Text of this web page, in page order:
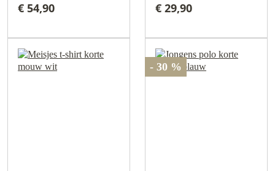
€ 54,90 € 29,90
- 30 %